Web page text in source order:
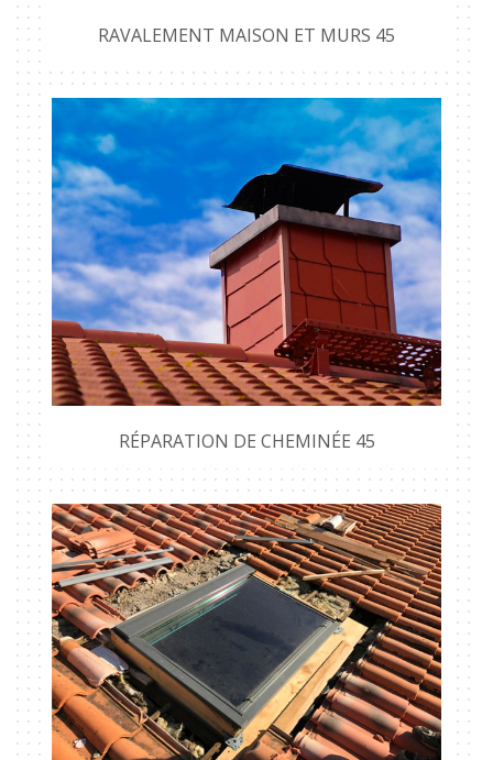
RAVALEMENT MAISON ET MURS 45
RÉPARATION DE CHEMINÉE 45